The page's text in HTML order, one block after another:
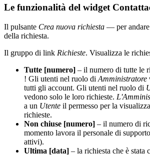
Le funzionalità del widget
Il pulsante Crea nuova richiesta — per
della richiesta.
Il gruppo di link Richieste. Visualizza le
Tutte [numero] – il numero di tutte le
! Gli utenti nel ruolo di Amministratore
tutti gli account. Gli utenti nel ruolo di
vedono solo le loro richieste.
a un Utente il permesso per la
richieste.
Non chiuse [numero] – il numero di
momento lavora il personale di
attivi).
Ultima [data] – la richiesta che è stata